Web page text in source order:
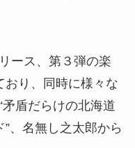
ース、第３弾の楽
おり、同時に様々な
盾だらけの北海道
、名無し之太郎から